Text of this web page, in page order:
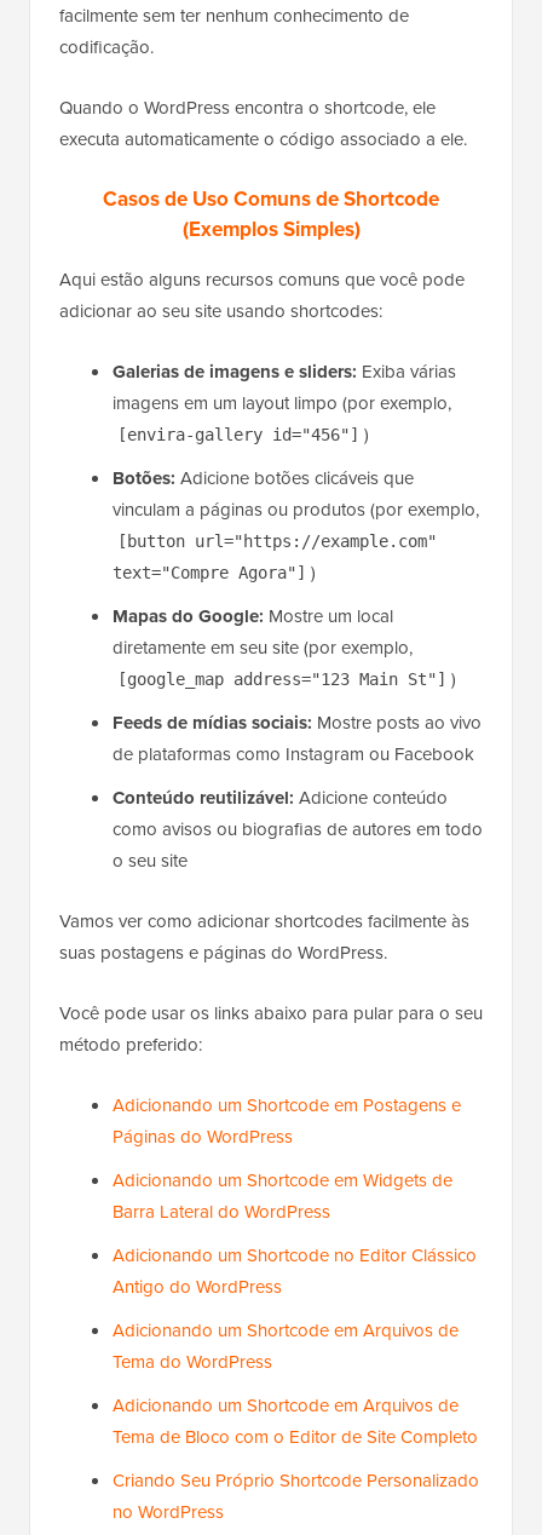
facilmente sem ter nenhum conhecimento de
codificação.
Quando o WordPress encontra o shortcode, ele
executa automaticamente o código associado a ele.
Casos de Uso Comuns de Shortcode
(Exemplos Simples)
Aqui estão alguns recursos comuns que você pode
adicionar ao seu site usando shortcodes:
Galerias de imagens e sliders: Exiba várias
imagens em um layout limpo (por exemplo,
[envira-gallery id="456"] )
Botões: Adicione botões clicáveis que
vinculam a páginas ou produtos (por exemplo,
[button url="https://example.com"
text="Compre Agora"] )
Mapas do Google: Mostre um local
diretamente em seu site (por exemplo,
[google_map address="123 Main St"] )
Feeds de mídias sociais: Mostre posts ao vivo
de plataformas como Instagram ou Facebook
Conteúdo reutilizável: Adicione conteúdo
como avisos ou biografias de autores em todo
o seu site
Vamos ver como adicionar shortcodes facilmente às
suas postagens e páginas do WordPress.
Você pode usar os links abaixo para pular para o seu
método preferido:
Adicionando um Shortcode em Postagens e
Páginas do WordPress
Adicionando um Shortcode em Widgets de
Barra Lateral do WordPress
Adicionando um Shortcode no Editor Clássico
Antigo do WordPress
Adicionando um Shortcode em Arquivos de
Tema do WordPress
Adicionando um Shortcode em Arquivos de
Tema de Bloco com o Editor de Site Completo
Criando Seu Próprio Shortcode Personalizado
no WordPress